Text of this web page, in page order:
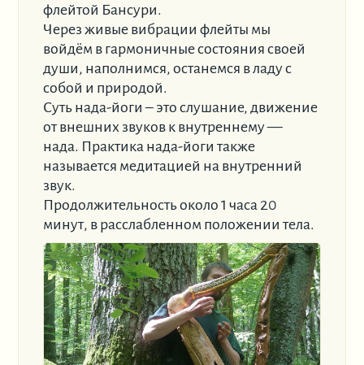
флейтой Бансури.
Через живые вибрации флейты мы
войдём в гармоничные состояния своей
души, наполнимся, останемся в ладу с
собой и природой.
Суть нада-йоги – это слушание, движение
от внешних звуков к внутреннему —
нада. Практика нада-йоги также
называется медитацией на внутренний
звук.
Продолжительность около 1 часа 20
минут, в расслабленном положении тела.